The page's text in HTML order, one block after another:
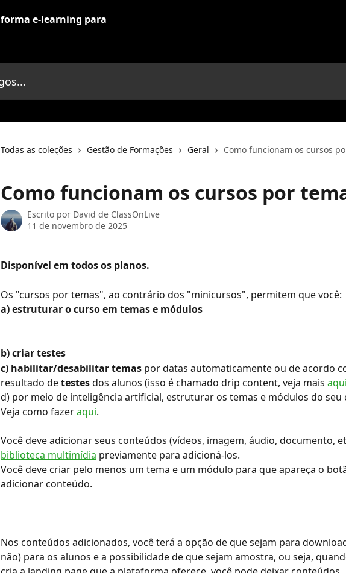
Todas as coleções Gestão de Formações Geral Como funcionam os cursos
Como funcionam os cursos por
Escrito por David de ClassOnLive
11 de novembro de 2025
Disponível em todos os planos.
Os "cursos por temas", ao contrário dos "minicursos", permitem que você:
a) estruturar o curso em temas e módulos
b) criar testes
c) habilitar/desabilitar temas por datas automaticamente ou de acordo
resultado de testes dos alunos (isso é chamado drip content, veja mais aqui
d) por meio de inteligência artificial, estruturar os temas e módulos do seu
Veja como fazer aqui.
Você deve adicionar seus conteúdos (vídeos, imagem, áudio, documento,
biblioteca multimídia previamente para adicioná-los.
Você deve criar pelo menos um tema e um módulo para que apareça o
adicionar conteúdo.
Nos conteúdos adicionados, você terá a opção de que sejam para
não) para os alunos e a possibilidade de que sejam amostra, ou seja,